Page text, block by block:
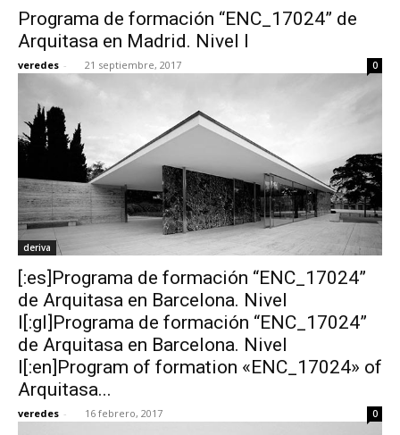
Programa de formación “ENC_17024” de
Arquitasa en Madrid. Nivel I
veredes - 21 septiembre, 2017 0
deriva
[:es]Programa de formación “ENC_17024”
de Arquitasa en Barcelona. Nivel
I[:gl]Programa de formación “ENC_17024”
de Arquitasa en Barcelona. Nivel
I[:en]Program of formation «ENC_17024» of
Arquitasa...
veredes - 16 febrero, 2017 0